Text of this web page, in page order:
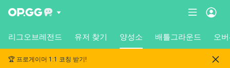
리그오브레전드 유저 찾기 양성소 배틀그라운드 오
🏆 프로게이머 1:1 코칭 받기!